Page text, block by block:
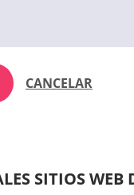
CANCELAR
SITIOS WEB